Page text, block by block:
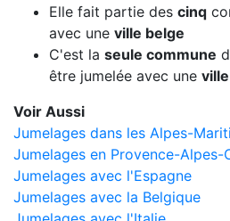
Elle fait partie des cinq
avec une ville belge
C'est la seule commune
être jumelée avec une
Voir Aussi
Jumelages dans les Alpes-
Jumelages en Provence-Alpes-
Jumelages avec l'Espagne
Jumelages avec la Belgique